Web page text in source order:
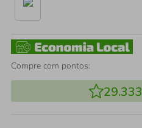
Compre com pontos:
29.333